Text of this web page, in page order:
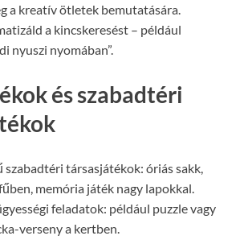
a kreatív ötletek bemutatására.
a kincskeresést – például
nyuszi nyomában”.
és szabadtéri
szabadtéri társasjátékok: óriás sakk,
memória játék nagy lapokkal.
feladatok: például puzzle vagy
verseny a kertben.